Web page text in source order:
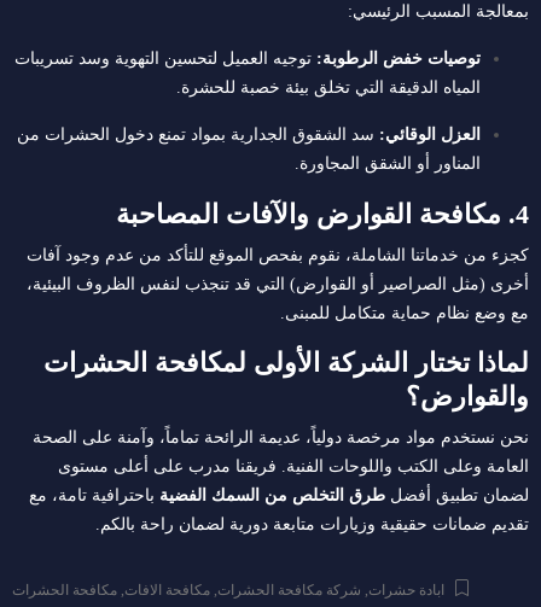
بمعالجة المسبب الرئيسي:
توصيات خفض الرطوبة: توجيه العميل لتحسين التهوية وسد تسريبات
المياه الدقيقة التي تخلق بيئة خصبة للحشرة.
العزل الوقائي: سد الشقوق الجدارية بمواد تمنع دخول الحشرات من
المناور أو الشقق المجاورة.
4. مكافحة القوارض والآفات المصاحبة
كجزء من خدماتنا الشاملة، نقوم بفحص الموقع للتأكد من عدم وجود آفات
أخرى (مثل الصراصير أو القوارض) التي قد تنجذب لنفس الظروف البيئية،
مع وضع نظام حماية متكامل للمبنى.
لماذا تختار الشركة الأولى لمكافحة الحشرات
والقوارض؟
نحن نستخدم مواد مرخصة دولياً، عديمة الرائحة تماماً، وآمنة على الصحة
العامة وعلى الكتب واللوحات الفنية. فريقنا مدرب على أعلى مستوى
لضمان تطبيق أفضل طرق التخلص من السمك الفضية باحترافية تامة، مع
تقديم ضمانات حقيقية وزيارات متابعة دورية لضمان راحة بالكم.
ابادة حشرات شركة مكافحة الحشرات مكافحة الافات مكافحة الحشرات